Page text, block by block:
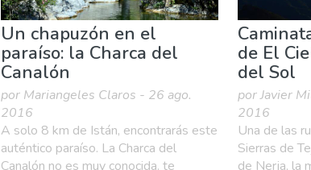
Un chapuzón en el
paraíso: la Charca del
Canalón
por Mariangeles Claros - 26 ago.
2016
A solo 8 km de Istán, encontrarás este
auténtico paraíso. La Charca del
Canalón no es muy conocida. te
de El
del Sol
por Javier
2016
Una de las
Sierras de
de Nerja, la